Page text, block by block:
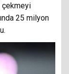
çekmeyi
25 milyon